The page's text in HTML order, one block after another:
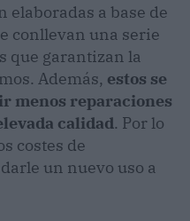
elaboradas a base de
conllevan una serie
que garantizan la
Además, estos se
menos reparaciones
calidad. Por lo
costes de
un nuevo uso a